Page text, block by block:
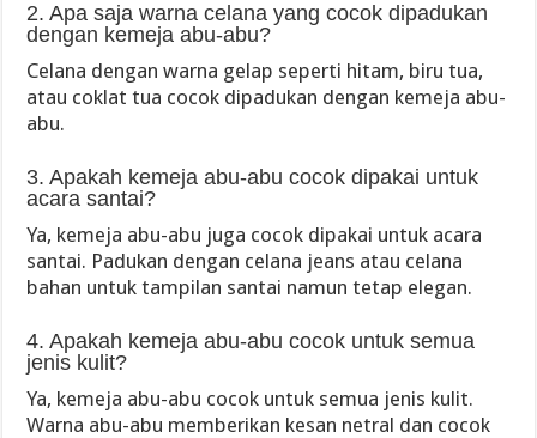
2. Apa saja warna celana yang cocok dipadukan
dengan kemeja abu-abu?
Celana dengan warna gelap seperti hitam, biru tua,
atau coklat tua cocok dipadukan dengan kemeja abu-
abu.
3. Apakah kemeja abu-abu cocok dipakai untuk
acara santai?
Ya, kemeja abu-abu juga cocok dipakai untuk acara
santai. Padukan dengan celana jeans atau celana
bahan untuk tampilan santai namun tetap elegan.
4. Apakah kemeja abu-abu cocok untuk semua
jenis kulit?
Ya, kemeja abu-abu cocok untuk semua jenis kulit.
Warna abu-abu memberikan kesan netral dan cocok